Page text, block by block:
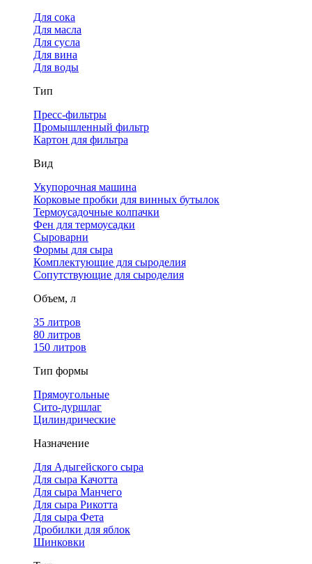
Для сока
Для масла
Для сусла
Для вина
Для воды
Тип
Пресс-фильтры
Промышленный фильтр
Картон для фильтра
Вид
Укупорочная машина
Корковые пробки для винных бутылок
Термоусадочные колпачки
Фен для термоусадки
Сыроварни
Формы для сыра
Комплектующие для сыроделия
Сопутствующие для сыроделия
Объем, л
35 литров
80 литров
150 литров
Тип формы
Прямоугольные
Сито-дуршлаг
Цилиндрические
Назначение
Для Адыгейского сыра
Для сыра Качотта
Для сыра Манчего
Для сыра Рикотта
Для сыра Фета
Дробилки для яблок
Шинковки